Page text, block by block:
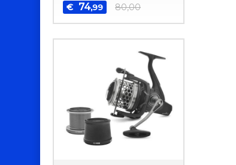
€ 74,99 80,00